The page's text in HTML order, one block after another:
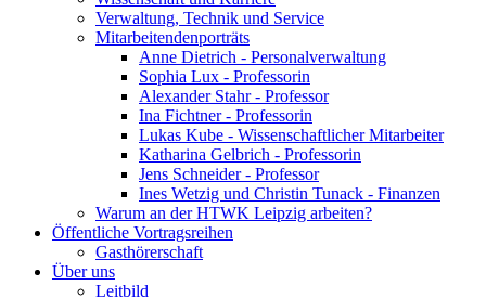
Verwaltung, Technik und Service
Mitarbeitendenporträts
Anne Dietrich - Personalverwaltung
Sophia Lux - Professorin
Alexander Stahr - Professor
Ina Fichtner - Professorin
Lukas Kube - Wissenschaftlicher Mitarbeiter
Katharina Gelbrich - Professorin
Jens Schneider - Professor
Ines Wetzig und Christin Tunack - Finanzen
Warum an der HTWK Leipzig arbeiten?
Öffentliche Vortragsreihen
Gasthörerschaft
Über uns
Leitbild